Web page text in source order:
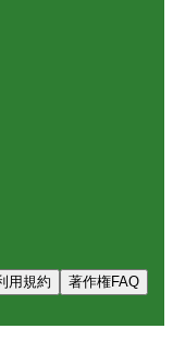
用規約
著作権FAQ